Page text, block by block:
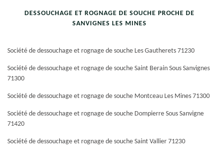
DESSOUCHAGE ET ROGNAGE DE SOUCHE PROCHE DE
SANVIGNES LES MINES
Société de dessouchage et rognage de souche Les Gautherets 71230
Société de dessouchage et rognage de souche Saint Berain Sous Sanvignes
71300
Société de dessouchage et rognage de souche Montceau Les Mines 71300
Société de dessouchage et rognage de souche Dompierre Sous Sanvigne
71420
Société de dessouchage et rognage de souche Saint Vallier 71230